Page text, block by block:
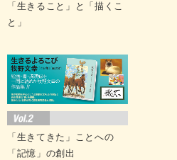
「生きること」と「描くこ
と」
「生きてきた」ことへの
「記憶」の創出